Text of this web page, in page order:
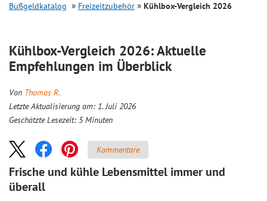
Bußgeldkatalog Freizeitzubehör Kühlbox-Vergleich 2026
Kühlbox-Vergleich 2026: Aktuelle
Empfehlungen im Überblick
Von Thomas R.
Letzte Aktualisierung am: 1. Juli 2026
Geschätzte Lesezeit: 5 Minuten
Kommentare
Frische und kühle Lebensmittel immer und
überall